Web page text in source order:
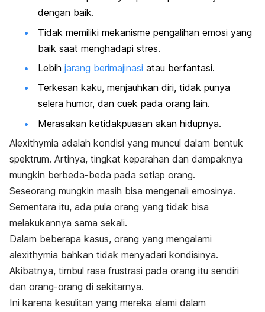
dengan baik.
Tidak memiliki mekanisme pengalihan emosi yang
baik saat menghadapi stres.
Lebih jarang berimajinasi atau berfantasi.
Terkesan kaku, menjauhkan diri, tidak punya
selera humor, dan cuek pada orang lain.
Merasakan ketidakpuasan akan hidupnya.
Alexithymia adalah kondisi yang muncul dalam bentuk
spektrum. Artinya, tingkat keparahan dan dampaknya
mungkin berbeda-beda pada setiap orang.
Seseorang mungkin masih bisa mengenali emosinya.
Sementara itu, ada pula orang yang tidak bisa
melakukannya sama sekali.
Dalam beberapa kasus, orang yang mengalami
alexithymia bahkan tidak menyadari kondisinya.
Akibatnya, timbul rasa frustrasi pada orang itu sendiri
dan orang-orang di sekitarnya.
Ini karena kesulitan yang mereka alami dalam